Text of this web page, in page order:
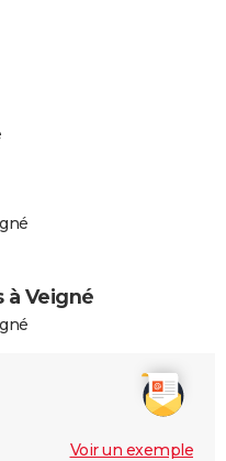
à Veigné
Voir un exemple